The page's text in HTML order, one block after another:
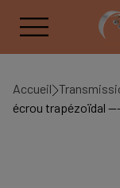
Accueil
écrou trapézoïdal